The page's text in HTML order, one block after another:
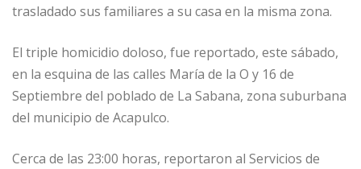
trasladado sus familiares a su casa en la misma zona.
El triple homicidio doloso, fue reportado, este sábado,
en la esquina de las calles María de la O y 16 de
Septiembre del poblado de La Sabana, zona suburbana
del municipio de Acapulco.
Cerca de las 23:00 horas, reportaron al Servicios de